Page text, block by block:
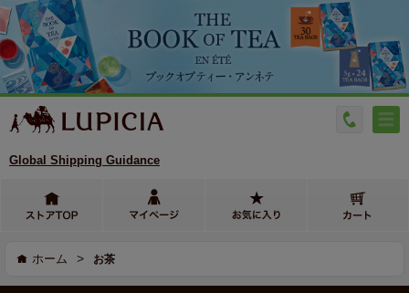
Global Shipping Guidance
ホーム > お茶